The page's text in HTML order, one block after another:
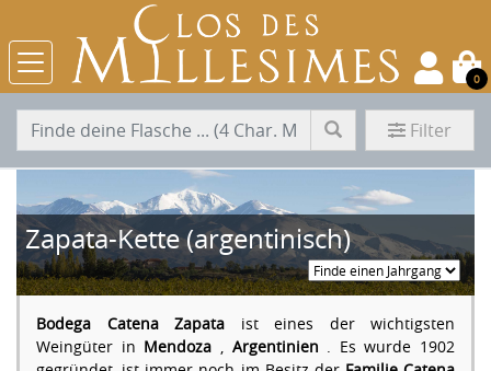
0
Filter
Zapata-Kette (argentinisch)
Bodega Catena Zapata ist eines der wichtigsten
Weingüter in Mendoza , Argentinien . Es wurde 1902